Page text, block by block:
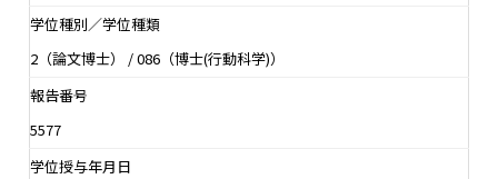
学位種別／学位種類
2（論文博士） / 086（博士(行動科学)）
報告番号
5577
学位授与年月日